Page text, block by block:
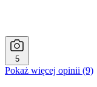
5
Pokaż więcej opinii (9)